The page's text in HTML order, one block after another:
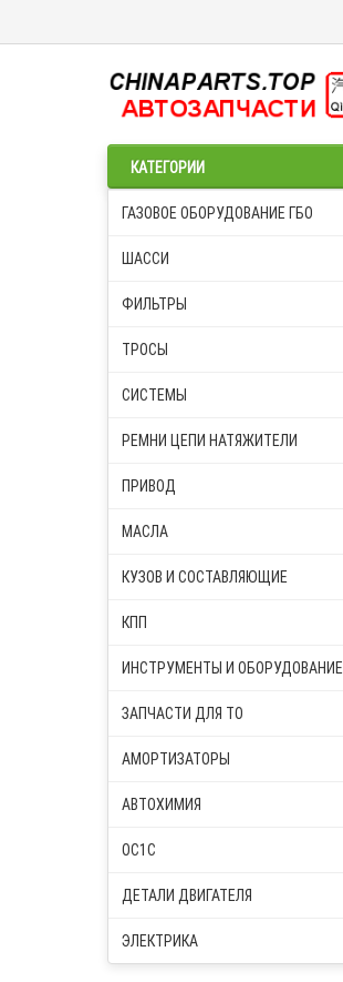
КАТЕГОРИИ
ГАЗОВОЕ ОБОРУДОВАНИЕ ГБО
ШАССИ
ФИЛЬТРЫ
ТРОСЫ
СИСТЕМЫ
РЕМНИ ЦЕПИ НАТЯЖИТЕЛИ
ПРИВОД
МАСЛА
КУЗОВ И СОСТАВЛЯЮЩИЕ
КПП
ИНСТРУМЕНТЫ И ОБОРУДОВАНИЕ
ЗАПЧАСТИ ДЛЯ ТО
АМОРТИЗАТОРЫ
АВТОХИМИЯ
OC1C
ДЕТАЛИ ДВИГАТЕЛЯ
ЭЛЕКТРИКА